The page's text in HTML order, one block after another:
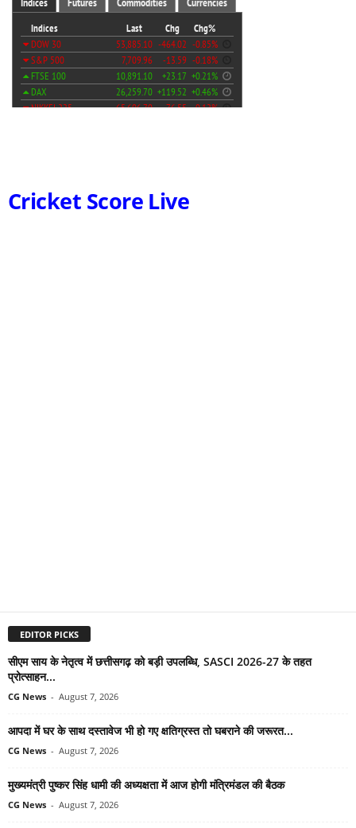
Cricket Score Live
EDITOR PICKS
सीएम साय के नेतृत्व में छत्तीसगढ़ को बड़ी उपलब्धि, SASCI 2026-27 के तहत
प्रोत्साहन...
CG News - August 7, 2026
आपदा में घर के साथ दस्तावेज भी हो गए क्षतिग्रस्त तो घबराने की जरूरत...
CG News - August 7, 2026
मुख्यमंत्री पुष्कर सिंह धामी की अध्यक्षता में आज होगी मंत्रिमंडल की बैठक
CG News - August 7, 2026